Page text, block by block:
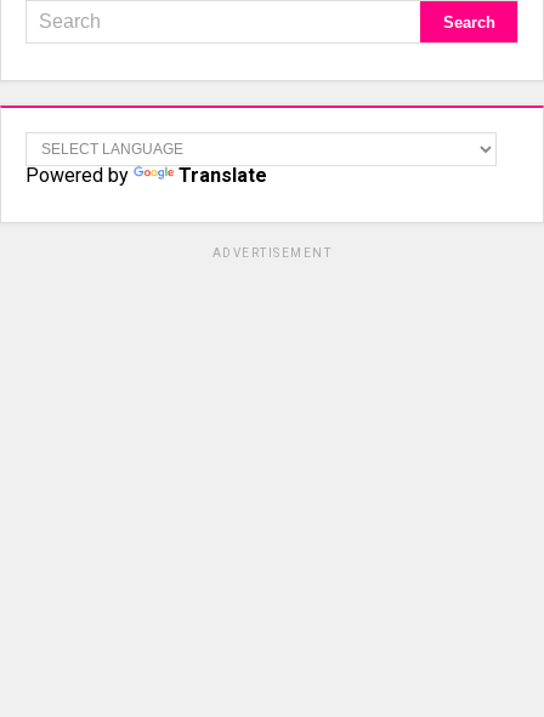
Powered by Translate
ADVERTISEMENT